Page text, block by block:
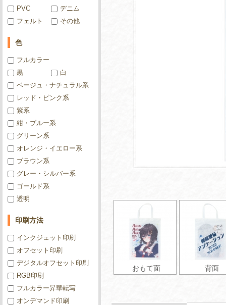
おもて面 背面
PVC
デニム
フェルト
その他
色
フルカラー
黒
白
ベージュ・ナチュラル系
レッド・ピンク系
紫系
紺・ブルー系
グリーン系
オレンジ・イエロー系
ブラウン系
グレー・シルバー系
ゴールド系
透明
印刷方法
インクジェット印刷
オフセット印刷
デジタルオフセット印刷
RGB印刷
フルカラー昇華転写
オンデマンド印刷